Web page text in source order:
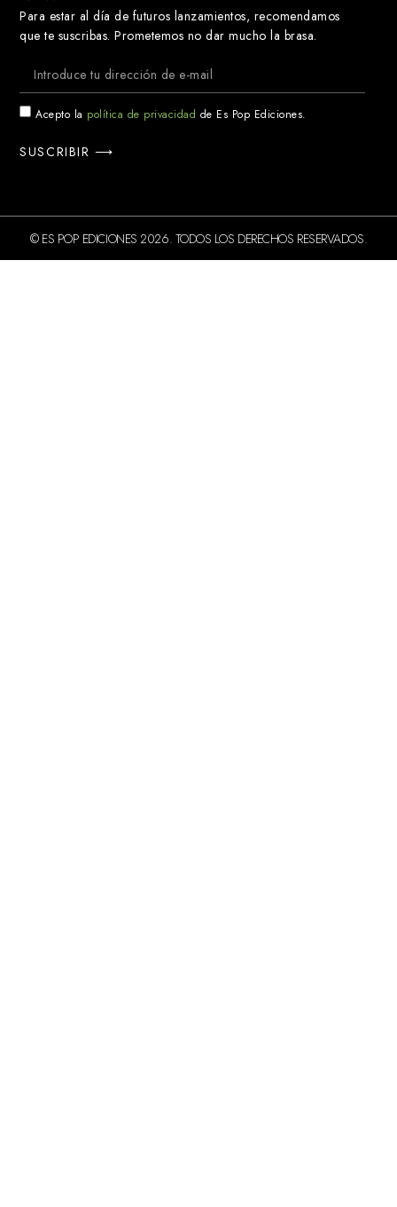
Para estar al día de futuros lanzamientos, recomendamos
que te suscribas. Prometemos no dar mucho la brasa.
Acepto la política de privacidad de Es Pop Ediciones.
SUSCRIBIR ⟶
© ES POP EDICIONES 2026. TODOS LOS DERECHOS RESERVADOS.